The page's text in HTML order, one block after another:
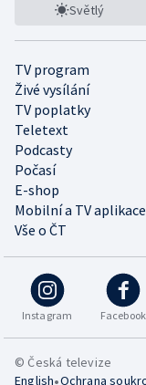
Světlý
TV program
Živé vysílání
TV poplatky
Teletext
Podcasty
Počasí
E-shop
Mobilní a TV aplikace
Vše o ČT
Instagram Facebook
© Česká televize
English•Ochrana